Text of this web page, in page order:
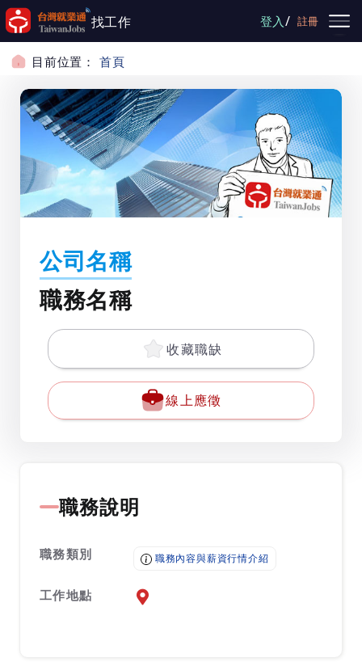
跳到主要內容
找工作 登入/ 註冊
目前位置： 首頁
公司名稱
職務名稱
收藏職缺
線上應徵
職務說明
職務類別 職務內容與薪資行情介紹
工作地點 前往查看地圖